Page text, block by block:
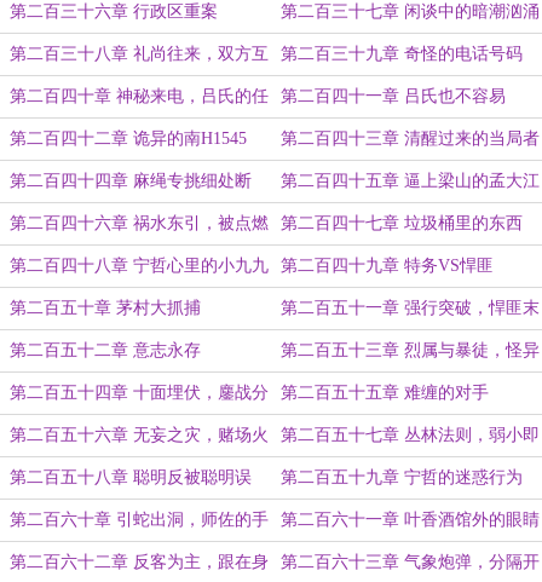
手的老鲍
第二百三十六章 行政区重案 第二百三十七章 闲谈中的暗潮汹涌
第二百三十八章 礼尚往来，双方互
赠的礼物
第二百三十九章 奇怪的电话号码
第二百四十章 神秘来电，吕氏的任
务通告
第二百四十一章 吕氏也不容易
第二百四十二章 诡异的南H1545 第二百四十三章 清醒过来的当局者
第二百四十四章 麻绳专挑细处断 第二百四十五章 逼上梁山的孟大江
第二百四十六章 祸水东引，被点燃
的怒火
第二百四十七章 垃圾桶里的东西
第二百四十八章 宁哲心里的小九九 第二百四十九章 特务VS悍匪
第二百五十章 茅村大抓捕 第二百五十一章 强行突破，悍匪末
路
第二百五十二章 意志永存 第二百五十三章 烈属与暴徒，怪异
的合作
第二百五十四章 十面埋伏，鏖战分
拣厂
第二百五十五章 难缠的对手
第二百五十六章 无妄之灾，赌场火
灾的受害者
第二百五十七章 丛林法则，弱小即
为原罪
第二百五十八章 聪明反被聪明误 第二百五十九章 宁哲的迷惑行为
第二百六十章 引蛇出洞，师佐的手
段
第二百六十一章 叶香酒馆外的眼睛
第二百六十二章 反客为主，跟在身 第二百六十三章 气象炮弹，分隔开